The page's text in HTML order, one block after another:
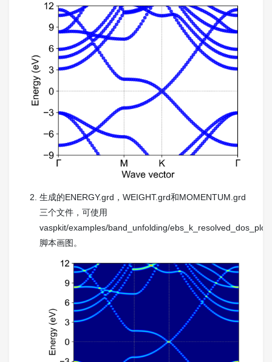
生成的ENERGY.grd，WEIGHT.grd和MOMENTUM.grd
三个文件，可使用
vaspkit/examples/band_unfolding/
脚本画图。